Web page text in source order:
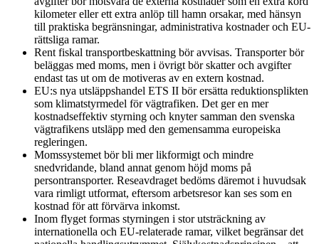
kilometer eller ett extra anlöp till hamn orsakar, med hänsyn
till praktiska begränsningar, administrativa kostnader och EU-
rättsliga ramar.
Rent fiskal transportbeskattning bör avvisas. Transporter bör
beläggas med moms, men i övrigt bör skatter och avgifter
endast tas ut om de motiveras av en extern kostnad.
EU:s nya utsläppshandel ETS II bör ersätta reduktionsplikten
som klimatstyrmedel för vägtrafiken. Det ger en mer
kostnadseffektiv styrning och knyter samman den svenska
vägtrafikens utsläpp med den gemensamma europeiska
regleringen.
Momssystemet bör bli mer likformigt och mindre
snedvridande, bland annat genom höjd moms på
persontransporter. Reseavdraget bedöms däremot i huvudsak
vara rimligt utformat, eftersom arbetsresor kan ses som en
kostnad för att förvärva inkomst.
Inom flyget formas styrningen i stor utsträckning av
internationella och EU-relaterade ramar, vilket begränsar det